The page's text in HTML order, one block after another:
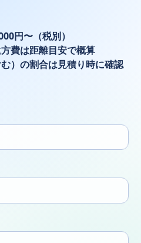
円〜（税別）
費は距離目安で概算
）の割合は見積り時に確認